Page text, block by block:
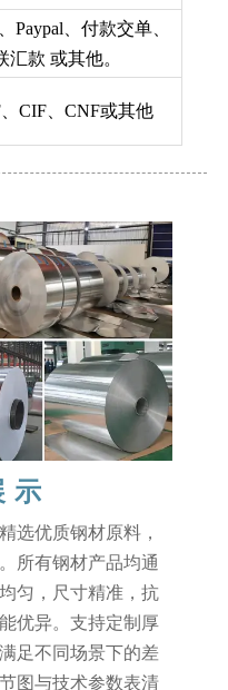
Paypal、付款交单、
汇款 或其他。
CIF、CNF或其他
示
选优质钢材原料，
所有钢材产品均通
匀，尺寸精准，抗
优异。支持定制厚
足不同场景下的差
图与技术参数表清